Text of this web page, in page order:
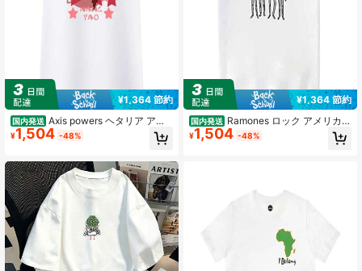
¥1,364 節約
国内発送 Axis powers ヘタリア アニ
メ 漫画 流行 Tシャツ メンズレディー
ス プリント スポーツ 夏服 トップス
たり おもしろTシャツ
¥1,504 -48%
¥1,364 節約
国内発送 Ramones ロック アメリカ
欧米風 音楽 Tシャツ メンズレディー
ス Tシャツ夏服 スポーツ おしゃれ イ
¥1,504 -48%